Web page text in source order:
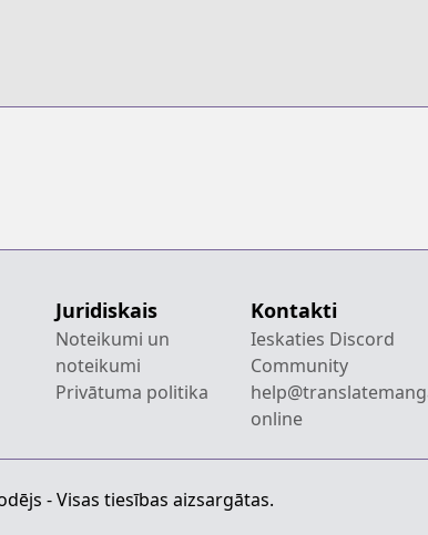
Juridiskais
Noteikumi un
noteikumi
Privātuma politika
Kontakti
Ieskaties Discord
Community
online
- Visas tiesības aizsargātas.